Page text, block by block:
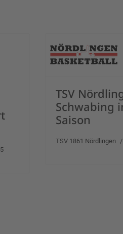
TSV
Schwabing
Saison
TSV 1861 Nördlingen